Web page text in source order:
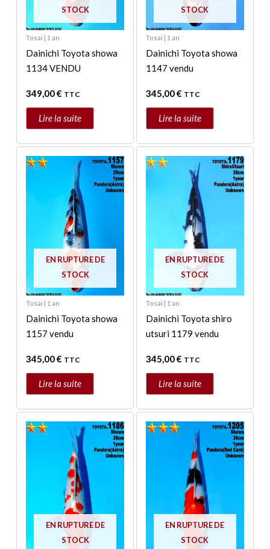
STOCK
Tosai | 1 an
Dainichi Toyota showa
1134 VENDU
349,00€ TTC
Lire la suite
STOCK
Tosai | 1 an
Dainichi Toyota showa
1147 vendu
345,00€ TTC
Lire la suite
EN RUPTURE DE
STOCK
Tosai | 1 an
Dainichi Toyota showa
1157 vendu
345,00€ TTC
Lire la suite
EN RUPTURE DE
STOCK
Tosai | 1 an
Dainichi Toyota shiro
utsuri 1179 vendu
345,00€ TTC
Lire la suite
EN RUPTURE DE
STOCK
EN RUPTURE DE
STOCK